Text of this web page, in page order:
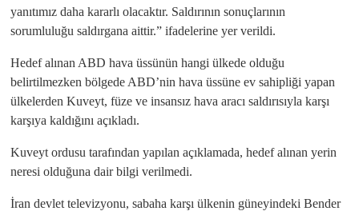
yanıtımız daha kararlı olacaktır. Saldırının sonuçlarının
sorumluluğu saldırgana aittir.” ifadelerine yer verildi.
Hedef alınan ABD hava üssünün hangi ülkede olduğu
belirtilmezken bölgede ABD’nin hava üssüne ev sahipliği yapan
ülkelerden Kuveyt, füze ve insansız hava aracı saldırısıyla karşı
karşıya kaldığını açıkladı.
Kuveyt ordusu tarafından yapılan açıklamada, hedef alınan yerin
neresi olduğuna dair bilgi verilmedi.
İran devlet televizyonu, sabaha karşı ülkenin güneyindeki Bender